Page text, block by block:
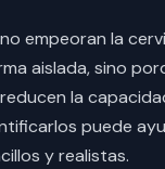
empeoran la
aislada, sino
la
puede
y realistas.